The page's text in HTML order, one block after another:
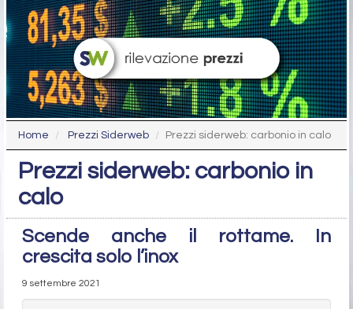
Home Prezzi Siderweb Prezzi siderweb: carbonio in calo
Prezzi siderweb: carbonio in
calo
Scende anche il rottame. In
crescita solo l’inox
9 settembre 2021